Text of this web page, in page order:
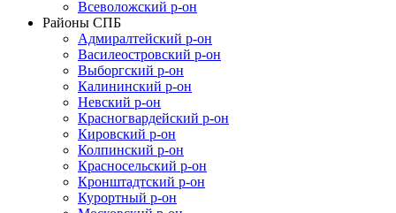
Всеволожский р-он
Районы СПБ
Адмиралтейский р-он
Василеостровский р-он
Выборгский р-он
Калининский р-он
Невский р-он
Красногвардейский р-он
Кировский р-он
Колпинский р-он
Красносельский р-он
Кронштадтский р-он
Курортный р-он